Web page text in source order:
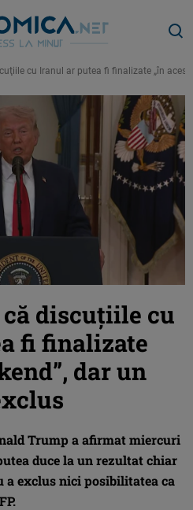
cu Iranul ar putea fi finalizate „în acest
discuţiile cu
fi finalizate
dar un
Trump a afirmat miercuri
duce la un rezultat chiar
a exclus nici posibilitatea ca